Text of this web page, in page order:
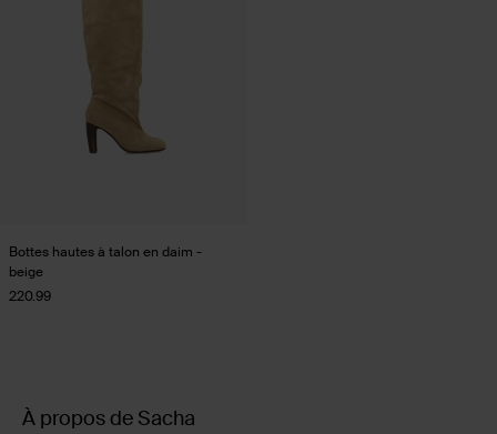
Bottes hautes à talon en daim -
beige
220.99
À propos de Sacha